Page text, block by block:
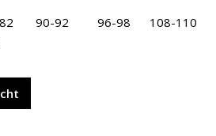
90-92 96-98 108-110